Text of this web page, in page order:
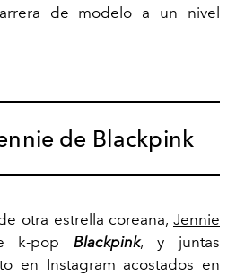
de modelo a un nivel
de Blackpink
otra estrella coreana, Jennie
k-popBlackpink, y juntas
en Instagram acostados en